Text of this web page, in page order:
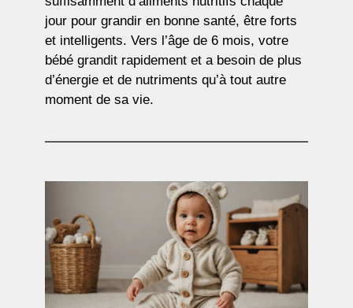
jour pour grandir en bonne santé, être forts
et intelligents. Vers l’âge de 6 mois, votre
bébé grandit rapidement et a besoin de plus
d’énergie et de nutriments qu’à tout autre
moment de sa vie.